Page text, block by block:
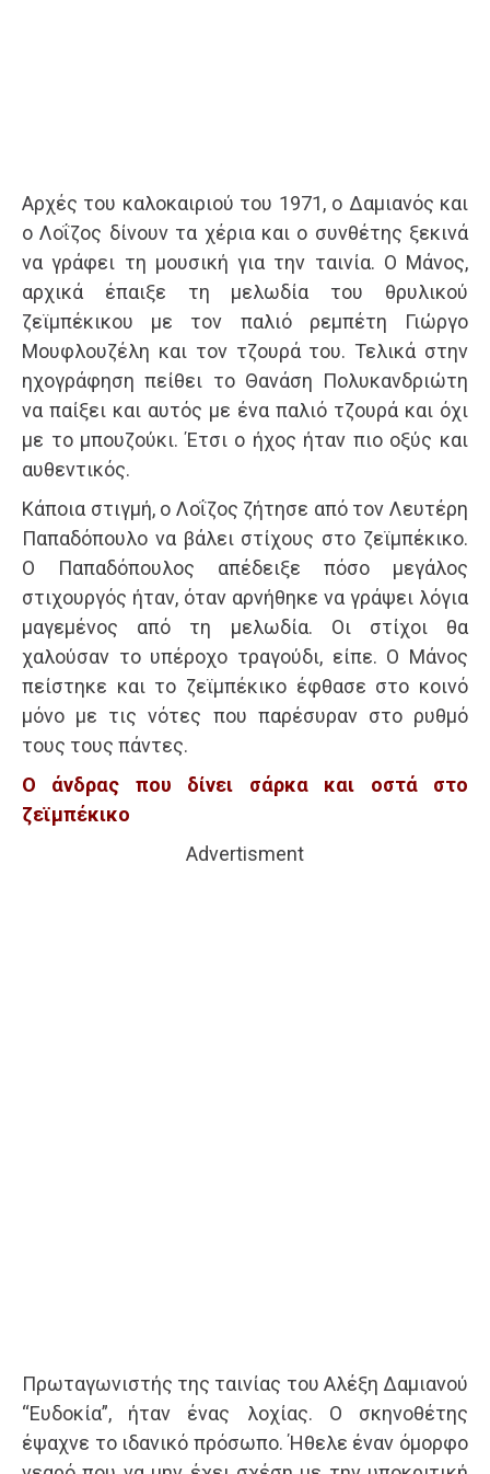
Αρχές του καλοκαιριού του 1971, ο Δαμιανός και
ο Λοΐζος δίνουν τα χέρια και ο συνθέτης ξεκινά
να γράφει τη μουσική για την ταινία. Ο Μάνος,
αρχικά έπαιξε τη μελωδία του θρυλικού
ζεϊμπέκικου με τον παλιό ρεμπέτη Γιώργο
Μουφλουζέλη και τον τζουρά του. Τελικά στην
ηχογράφηση πείθει το Θανάση Πολυκανδριώτη
να παίξει και αυτός με ένα παλιό τζουρά και όχι
με το μπουζούκι. Έτσι ο ήχος ήταν πιο οξύς και
αυθεντικός.
Κάποια στιγμή, ο Λοΐζος ζήτησε από τον Λευτέρη
Παπαδόπουλο να βάλει στίχους στο ζεϊμπέκικο.
Ο Παπαδόπουλος απέδειξε πόσο μεγάλος
στιχουργός ήταν, όταν αρνήθηκε να γράψει λόγια
μαγεμένος από τη μελωδία. Οι στίχοι θα
χαλούσαν το υπέροχο τραγούδι, είπε. Ο Μάνος
πείστηκε και το ζεϊμπέκικο έφθασε στο κοινό
μόνο με τις νότες που παρέσυραν στο ρυθμό
τους τους πάντες.
Ο άνδρας που δίνει σάρκα και οστά στο
ζεϊμπέκικο
Advertisment
Πρωταγωνιστής της ταινίας του Αλέξη Δαμιανού
“Ευδοκία”, ήταν ένας λοχίας. Ο σκηνοθέτης
έψαχνε το ιδανικό πρόσωπο. Ήθελε έναν όμορφο